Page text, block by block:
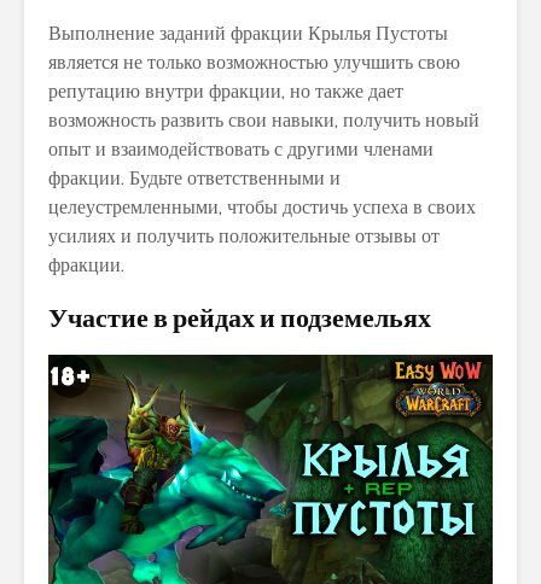
Выполнение заданий фракции Крылья Пустоты
является не только возможностью улучшить свою
репутацию внутри фракции, но также дает
возможность развить свои навыки, получить новый
опыт и взаимодействовать с другими членами
фракции. Будьте ответственными и
целеустремленными, чтобы достичь успеха в своих
усилиях и получить положительные отзывы от
фракции.
Участие в рейдах и подземельях